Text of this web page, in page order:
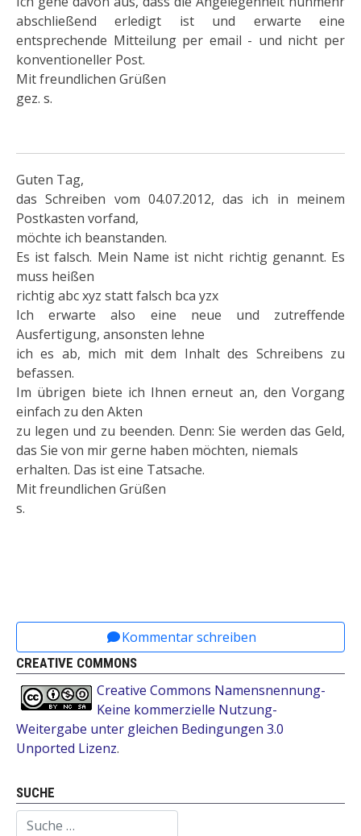
abschließend erledigt ist und erwarte eine
entsprechende Mitteilung per email - und nicht per
konventioneller Post.
Mit freundlichen Grüßen
gez. s.
Guten Tag,
das Schreiben vom 04.07.2012, das ich in meinem
Postkasten vorfand,
möchte ich beanstanden.
Es ist falsch. Mein Name ist nicht richtig genannt. Es
muss heißen
richtig abc xyz statt falsch bca yzx
Ich erwarte also eine neue und zutreffende
Ausfertigung, ansonsten lehne
ich es ab, mich mit dem Inhalt des Schreibens zu
befassen.
Im übrigen biete ich Ihnen erneut an, den Vorgang
einfach zu den Akten
zu legen und zu beenden. Denn: Sie werden das Geld,
das Sie von mir gerne haben möchten, niemals
erhalten. Das ist eine Tatsache.
Mit freundlichen Grüßen
s.
Kommentar schreiben
CREATIVE COMMONS
Creative Commons Namensnennung-
Keine kommerzielle Nutzung-
Weitergabe unter gleichen Bedingungen 3.0
Unported Lizenz.
SUCHE
Suchen